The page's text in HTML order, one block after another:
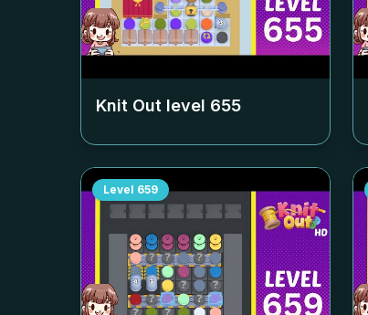
Knit Out level 655
Level 659